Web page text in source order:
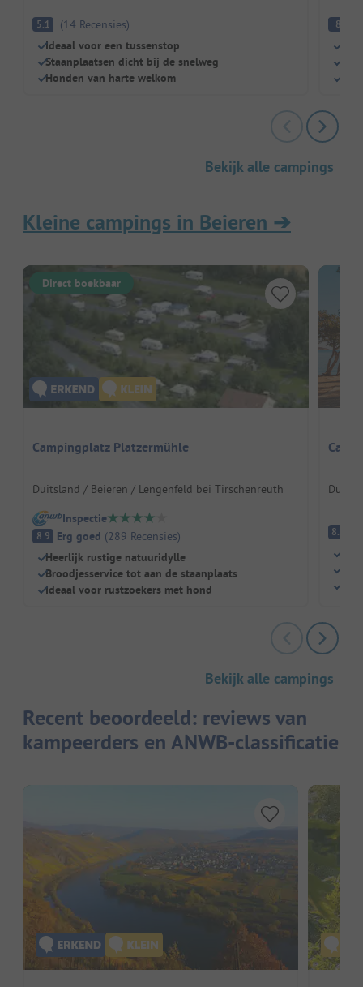
5.1 (14 Recensies)
Ideaal voor een tussenstop
Staanplaatsen dicht bij de snelweg
Honden van harte welkom
8
Bekijk alle campings
Kleine campings in Beieren ➔
Direct boekbaar
Campingplatz Platzermühle
Duitsland / Beieren / Lengenfeld bei Tirschenreuth
Inspectie
8.9 Erg goed (289 Recensies)
Heerlijk rustige natuuridylle
Broodjesservice tot aan de staanplaats
Ideaal voor rustzoekers met hond
8.9
Bekijk alle campings
Recent beoordeeld: reviews van
kampeerders en ANWB-classificatie